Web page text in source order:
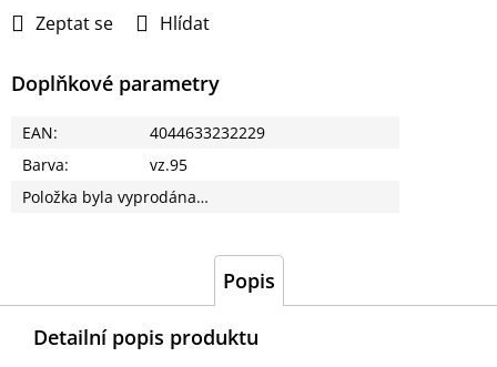
Zeptat se Hlídat
Doplňkové parametry
EAN:
4044633232229
Barva:
vz.95
Položka byla vyprodána…
cena:
Popis
Detailní popis produktu